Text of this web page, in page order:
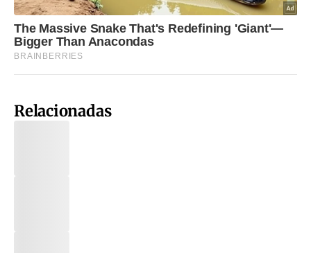
Relacionadas